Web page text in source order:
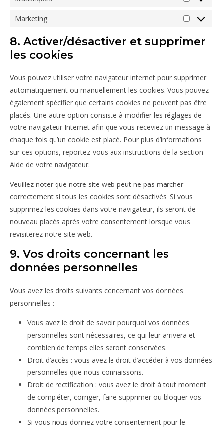
Marketing
Marketing
8. Activer/désactiver et supprimer
les cookies
Vous pouvez utiliser votre navigateur internet pour supprimer
automatiquement ou manuellement les cookies. Vous pouvez
également spécifier que certains cookies ne peuvent pas être
placés. Une autre option consiste à modifier les réglages de
votre navigateur Internet afin que vous receviez un message à
chaque fois qu’un cookie est placé. Pour plus d’informations
sur ces options, reportez-vous aux instructions de la section
Aide de votre navigateur.
Veuillez noter que notre site web peut ne pas marcher
correctement si tous les cookies sont désactivés. Si vous
supprimez les cookies dans votre navigateur, ils seront de
nouveau placés après votre consentement lorsque vous
revisiterez notre site web.
9. Vos droits concernant les
données personnelles
Vous avez les droits suivants concernant vos données
personnelles :
Vous avez le droit de savoir pourquoi vos données
personnelles sont nécessaires, ce qui leur arrivera et
combien de temps elles seront conservées.
Droit d’accès : vous avez le droit d’accéder à vos données
personnelles que nous connaissons.
Droit de rectification : vous avez le droit à tout moment
de compléter, corriger, faire supprimer ou bloquer vos
données personnelles.
Si vous nous donnez votre consentement pour le